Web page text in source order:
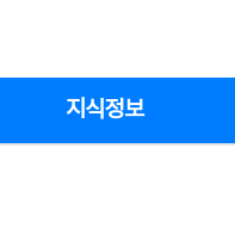
지식정보